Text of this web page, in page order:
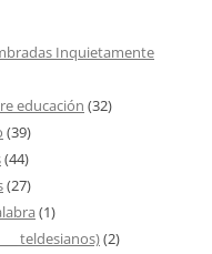
Inquietamente
educación (32)
(39)
(44)
(27)
(1)
teldesianos)(2)